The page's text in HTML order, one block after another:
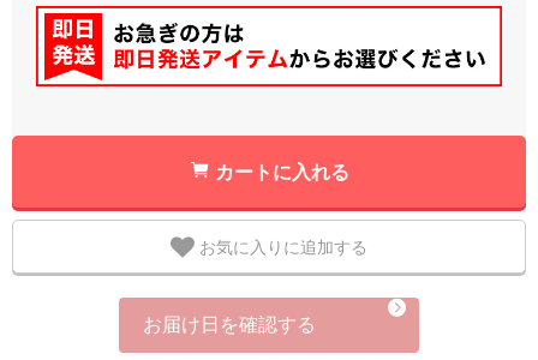
カートに入れる
お気に入りに追加する
お届け日を確認する